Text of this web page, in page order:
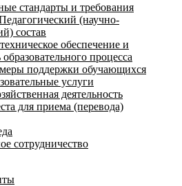
стандарты и требования
(научно-
состав
обеспечение и
процесса
поддержки обучающихся
услуги
деятельность
для приема (перевода)
сотрудничество